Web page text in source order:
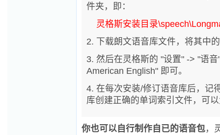
件夹，即：
灵格斯安装目录
2. 下载朗文语音库文件，将其中
3. 然后在灵格斯的 "设置" -> "语
American English" 即可。
4. 在每次安装/修订语音库后，记
库创建正确的单词索引文件，可
你也可以自行制作自已的语音包，